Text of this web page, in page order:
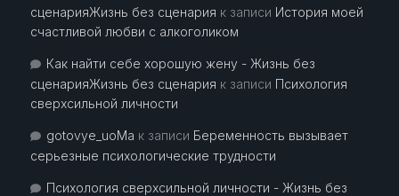
сценарияЖизнь без сценария к записи История моей
счастливой любви с алкоголиком
Как найти себе хорошую жену - Жизнь без
сценарияЖизнь без сценария к записи Психология
сверхсильной личности
gotovye_uoMa к записи Беременность вызывает
серьезные психологические трудности
Психология сверхсильной личности - Жизнь без